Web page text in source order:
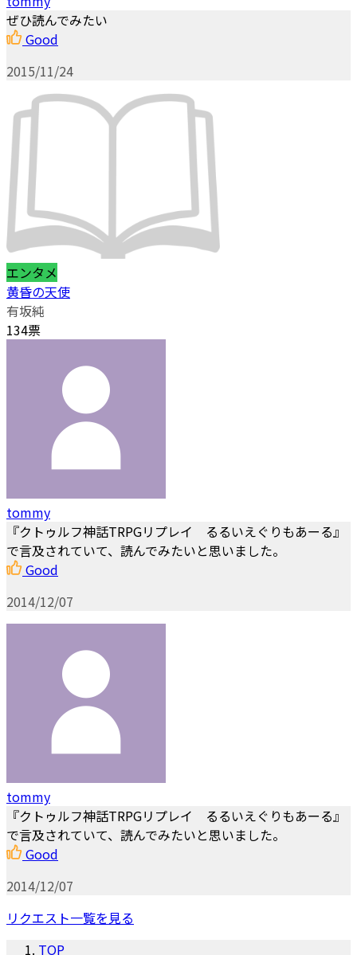
ぜひ読んでみたい
Good
2015/11/24
エンタメ
黄昏の天使
有坂純
134票
tommy
『クトゥルフ神話TRPGリプレイ るるいえぐりもあーる』
で言及されていて、読んでみたいと思いました。
Good
2014/12/07
tommy
『クトゥルフ神話TRPGリプレイ るるいえぐりもあーる』
で言及されていて、読んでみたいと思いました。
Good
2014/12/07
リクエスト一覧を見る
TOP